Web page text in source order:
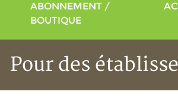
ABONNEMENT /
BOUTIQUE
Pour des